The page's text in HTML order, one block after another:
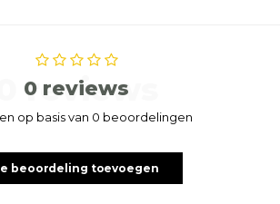
0 reviews
0 reviews
op basis van 0 beoordelingen
beoordeling toevoegen